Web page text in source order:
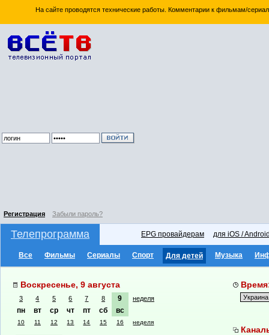
На сайте проводятся технические работы. Комментарии к фильмам/
Регистрация Забыли пароль?
Телепрограмма EPG провайдерам для iOS /
Все Фильмы Сериалы Спорт Для детей Музыка
Воскресенье, 9 августа
3 4 5 6 7 8 9 неделя
пн вт ср чт пт сб вс
10 11 12 13 14 15 16 неделя